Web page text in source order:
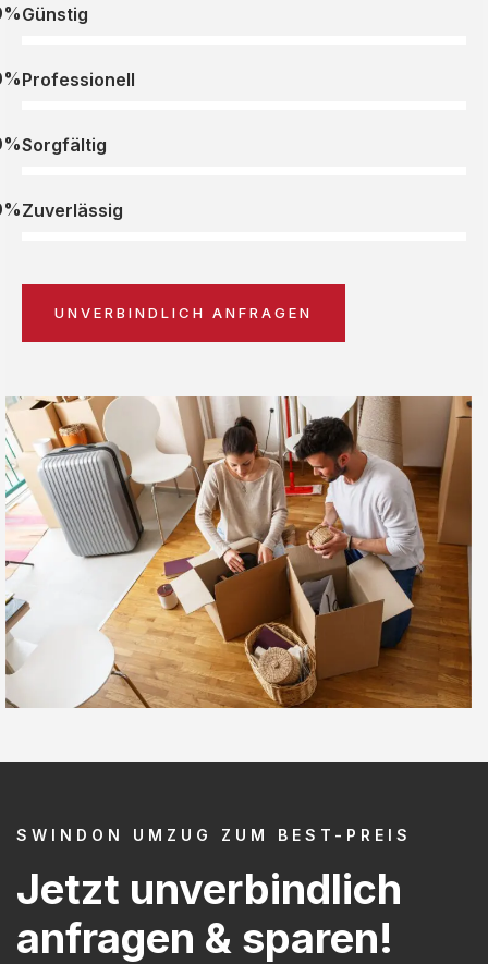
Günstig
Professionell
Sorgfältig
Zuverlässig
UNVERBINDLICH ANFRAGEN
SWINDON UMZUG ZUM BEST-PREIS
Jetzt unverbindlich
anfragen & sparen!